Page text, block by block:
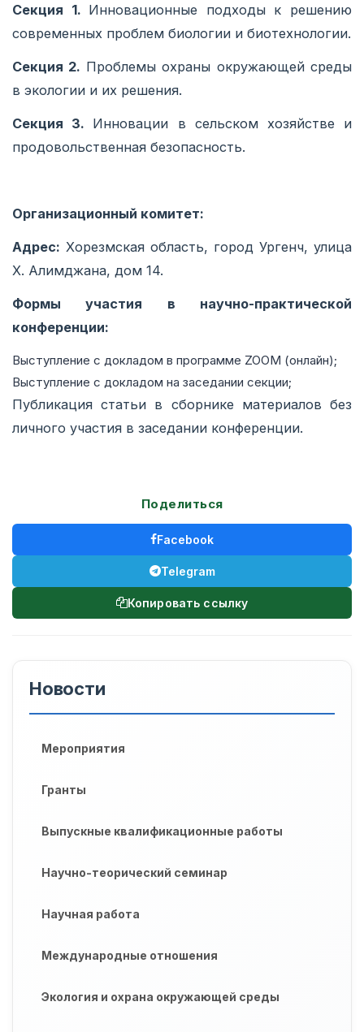
Секция 1. Инновационные подходы к решению
современных проблем биологии и биотехнологии.
Секция 2. Проблемы охраны окружающей среды
в экологии и их решения.
Секция 3. Инновации в сельском хозяйстве и
продовольственная безопасность.
Организационный комитет:
Адрес: Хорезмская область, город Ургенч, улица
Х. Алимджана, дом 14.
Формы участия в научно-практической
конференции:
Выступление с докладом в программе ZOOM (онлайн);
Выступление с докладом на заседании секции;
Публикация статьи в сборнике материалов без
личного участия в заседании конференции.
Поделиться
Facebook
Telegram
Копировать ссылку
Новости
Мероприятия
Гранты
Выпускные квалификационные работы
Научно-теорический семинар
Научная работа
Международные отношения
Экология и охрана окружающей среды